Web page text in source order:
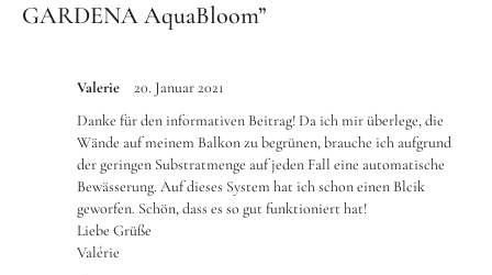
GARDENA AquaBloom”
Valerie
20. Januar 2021
Danke für den informativen Beitrag! Da ich mir überlege, die
Wände auf meinem Balkon zu begrünen, brauche ich aufgrund
der geringen Substratmenge auf jeden Fall eine automatische
Bewässerung. Auf dieses System hat ich schon einen Blcik
geworfen. Schön, dass es so gut funktioniert hat!
Liebe Grüße
Valérie